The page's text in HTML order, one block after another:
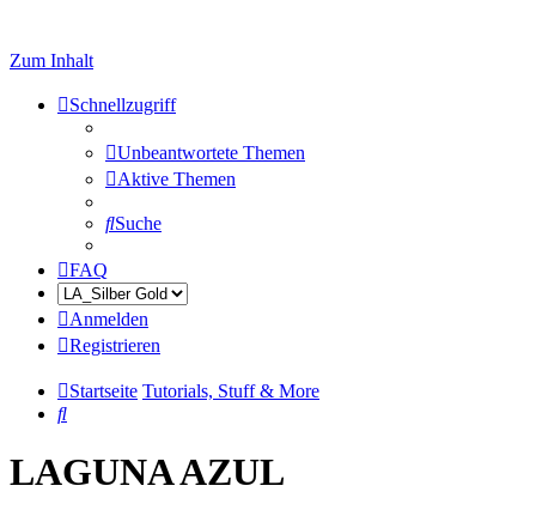
Zum Inhalt
Schnellzugriff
Unbeantwortete Themen
Aktive Themen
Suche
FAQ
Anmelden
Registrieren
Startseite Tutorials, Stuff & More
Suche
LAGUNA AZUL